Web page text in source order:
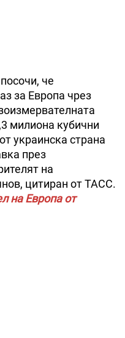
че
за Европа чрез
милиона кубични
украинска страна
през
на
цитиран от ТАСС.
на Европа от